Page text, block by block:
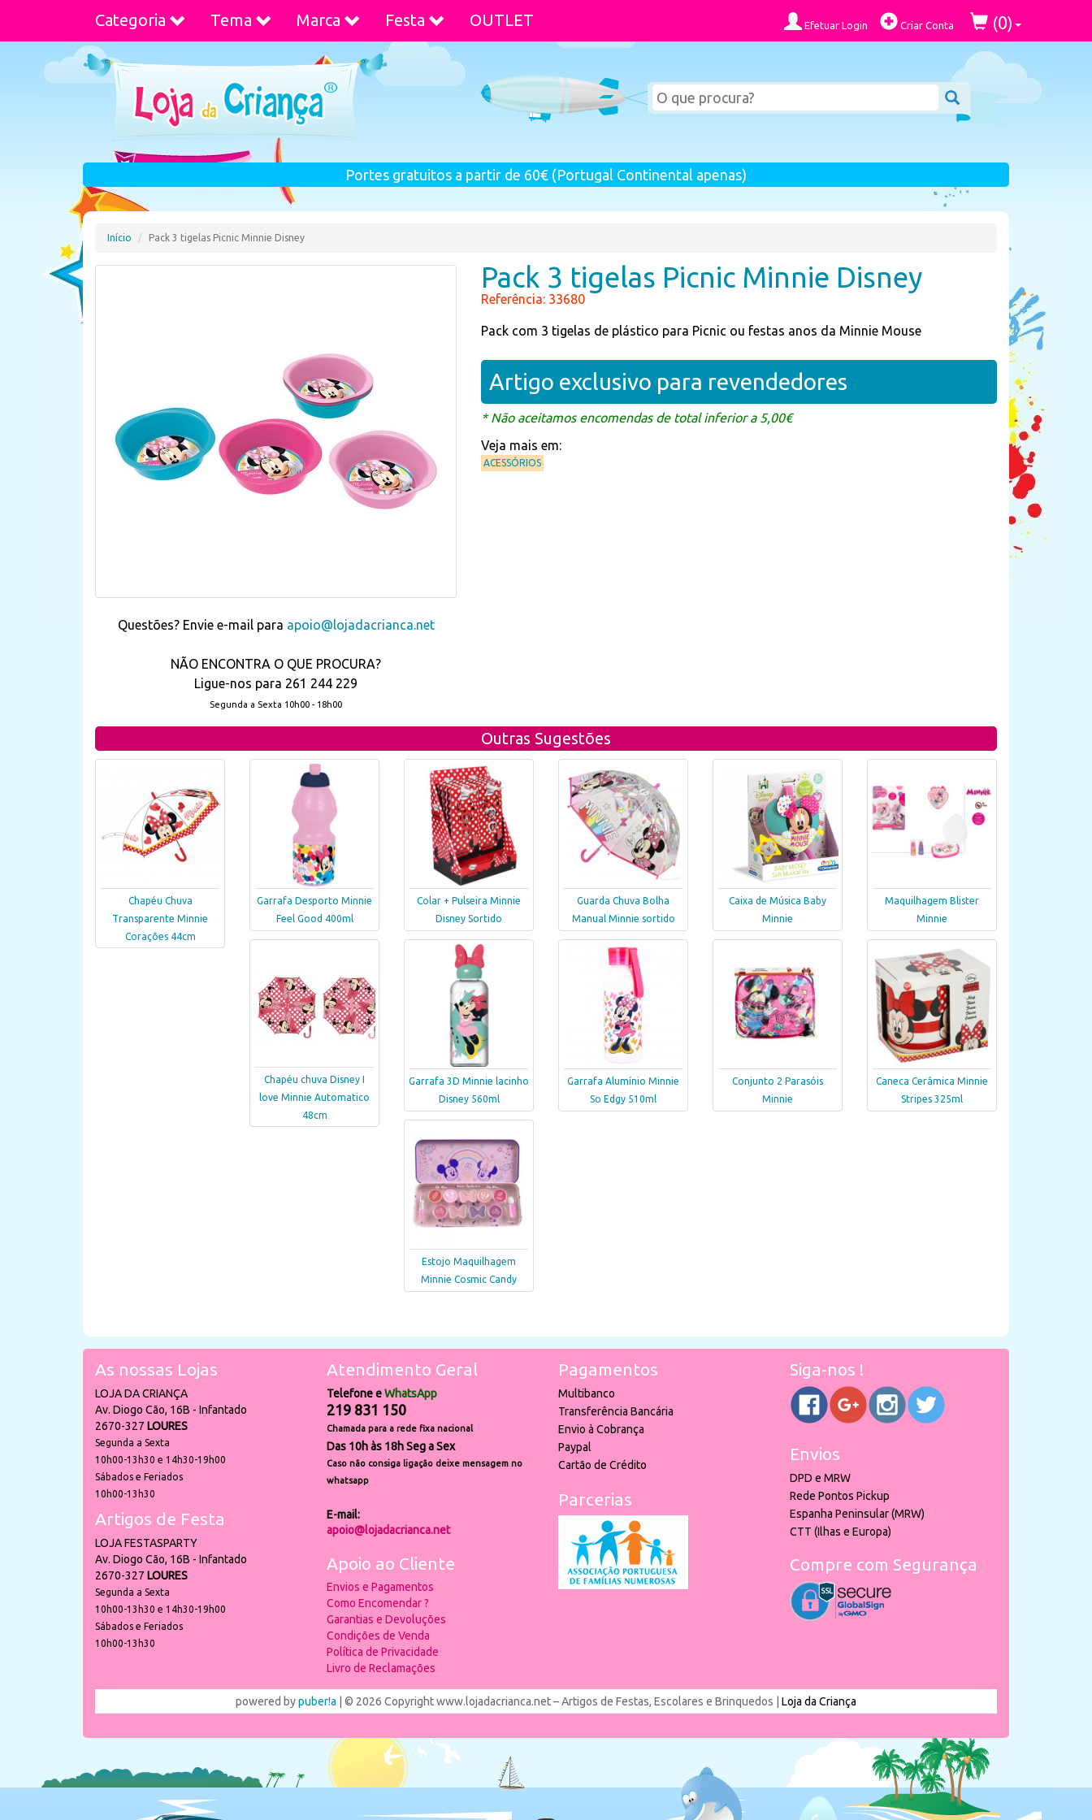
Categoria Tema Marca Festa OUTLET Efetuar Login Criar Conta (0)
Portes gratuitos a partir de 60€ (Portugal Continental apenas)
Início Pack 3 tigelas Picnic Minnie Disney
Questões? Envie e-mail para apoio@lojadacrianca.net
NÃO ENCONTRA O QUE PROCURA?
Ligue-nos para 261 244 229
Segunda a Sexta 10h00 - 18h00
Pack 3 tigelas Picnic Minnie Disney
Referência: 33680
Pack com 3 tigelas de plástico para Picnic ou festas anos da Minnie Mouse
Artigo exclusivo para revendedores
* Não aceitamos encomendas de total inferior a 5,00€
Veja mais em:
ACESSÓRIOS
Outras Sugestões
Chapéu Chuva
Transparente Minnie
Corações 44cm
Garrafa Desporto Minnie
Feel Good 400ml
Colar + Pulseira Minnie
Disney Sortido
Guarda Chuva Bolha
Manual Minnie sortido
Caixa de Música Baby
Minnie
Maquilhagem Blister
Minnie
Chapéu chuva Disney I
love Minnie Automatico
48cm
Garrafa 3D Minnie lacinho
Disney 560ml
Garrafa Alumínio Minnie
So Edgy 510ml
Conjunto 2 Parasóis
Minnie
Caneca Cerâmica Minnie
Stripes 325ml
Estojo Maquilhagem
Minnie Cosmic Candy
As nossas Lojas
LOJA DA CRIANÇA
Av. Diogo Cão, 16B - Infantado
2670-327 LOURES
Segunda a Sexta
10h00-13h30 e 14h30-19h00
Sábados e Feriados
10h00-13h30
Artigos de Festa
LOJA FESTASPARTY
Av. Diogo Cão, 16B - Infantado
2670-327 LOURES
Segunda a Sexta
10h00-13h30 e 14h30-19h00
Sábados e Feriados
10h00-13h30
Atendimento Geral
Telefone eWhatsApp
219 831 150
Chamada para a rede fixa nacional
Das 10h às 18h Seg a Sex
Caso não consiga ligação deixe mensagem no
whatsapp
E-mail:
apoio@lojadacrianca.net
Apoio ao Cliente
Envios e Pagamentos
Como Encomendar ?
Garantias e Devoluções
Condições de Venda
Política de Privacidade
Livro de Reclamações
Pagamentos
Multibanco
Transferência Bancária
Envio à Cobrança
Paypal
Cartão de Crédito
Parcerias
Siga-nos !
Envios
DPD e MRW
Rede Pontos Pickup
Espanha Peninsular (MRW)
CTT (Ilhas e Europa)
Compre com Segurança
powered bypuber!a | © 2026 Copyright www.lojadacrianca.net – Artigos de Festas, Escolares e Brinquedos | Loja da Criança